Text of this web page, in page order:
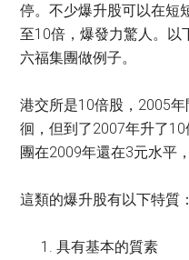
停。不少爆升股可以在短
至10倍，爆發力驚人。以
六福集團做例子。
港交所是10倍股，2005
徊，但到了2007年升了
團在2009年還在3元水平
這類的爆升股有以下特質：
具有基本的質素